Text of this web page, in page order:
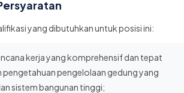
yang dibutuhkan untuk posisi ini:
kerja yang komprehensif dan tepat
pengetahuan pengelolaan gedung yang
sistem bangunan tinggi;